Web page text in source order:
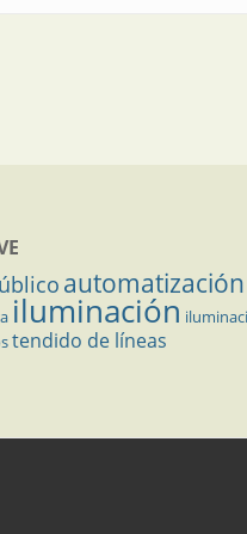
automatización
iluminación
tendido de líneas